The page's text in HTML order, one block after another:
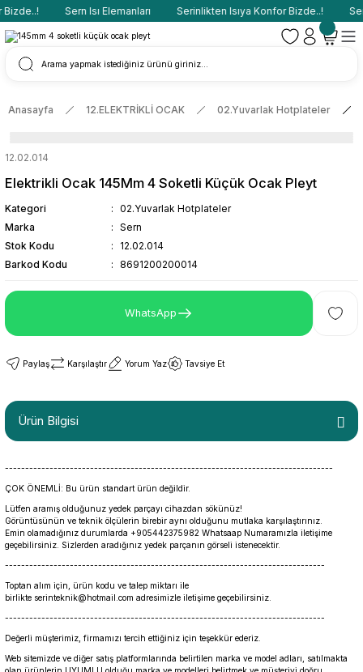
Sern Isı Elemanları Serinlikten Isıya Konfor Bizde..!
Anasayfa 12.ELEKTRİKLİ OCAK 02.Yuvarlak Hotplateler
12.02.014
Elektrikli Ocak 145Mm 4 Soketli Küçük Ocak Pleyt
Kategori
02.Yuvarlak Hotplateler
Marka
Sern
Stok Kodu
12.02.014
Barkod Kodu
8691200200014
WhatsApp
Paylaş Karşılaştır Yorum Yaz Tavsiye Et
Ürün Bilgisi
---------------------------------------------------------------------------------
ÇOK ÖNEMLİ: Bu ürün standart ürün değildir.
Lütfen aramış olduğunuz yedek parçayı cihazdan sökünüz!
Görüntüsünün ve teknik ölçülerin birebir aynı olduğunu mutlaka karşılaştırınız.
Emin olamadığınız durumlarda +905442375982 Whatsaap Numaramızla iletişime
geçebilirsiniz. Sizlerden aradığınız yedek parçanın görseli istenecektir.
-------------------------------------------------------------------------------
Toptan alım için, ürün kodu ve talep miktarı ile
birlikte serinteknik@hotmail.com adresimizle iletişime geçebilirsiniz.
-------------------------------------------------------------------------------
Değerli müşterimiz, firmamızı tercih ettiğiniz için teşekkür ederiz.
Web sitemizde ve diğer satış platformlarında belirtilen marka ve model adları, satılmakta